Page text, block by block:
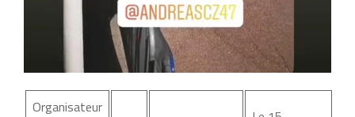
Organisateur